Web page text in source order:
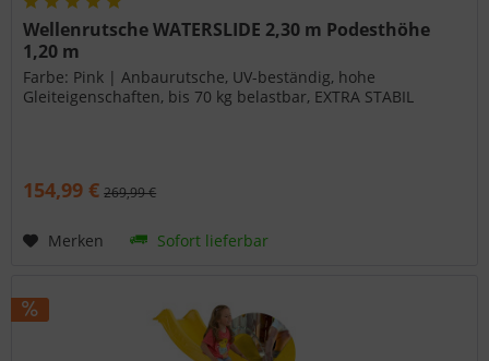
Wellenrutsche WATERSLIDE 2,30 m Podesthöhe
1,20 m
Farbe: Pink | Anbaurutsche, UV-beständig, hohe
Gleiteigenschaften, bis 70 kg belastbar, EXTRA STABIL
154,99 € 269,99 €
Merken Sofort lieferbar